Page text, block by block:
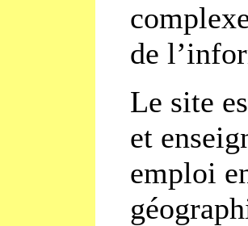
de
Le site
et
emploi